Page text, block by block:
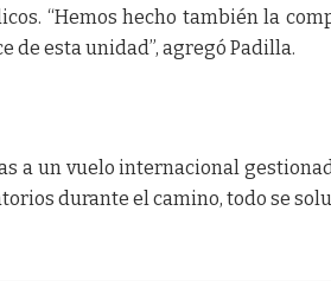
“Hemos hecho también la
de esta unidad”, agregó Padilla.
a un vuelo internacional
durante el camino, todo se